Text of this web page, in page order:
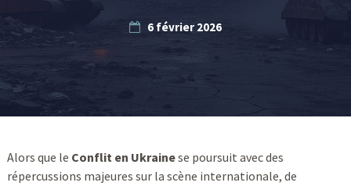
6 février 2026
Alors que le Conflit en Ukrainese poursuit avec des
répercussions majeures sur la scène internationale, de